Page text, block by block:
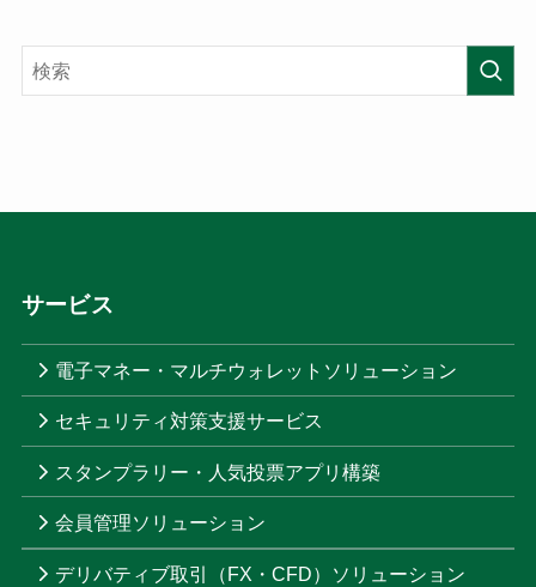
サービス
電子マネー・マルチウォレットソリューション
セキュリティ対策支援サービス
スタンプラリー・人気投票アプリ構築
会員管理ソリューション
デリバティブ取引（FX・CFD）ソリューション